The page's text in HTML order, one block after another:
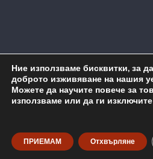
Copyright © 2026ОУ "Пейо
Ние използваме бисквитки, за
доброто изживяване на нашия
Можете да научите повече за
използваме или да ги
ПРИЕМАМ Отхвърляне